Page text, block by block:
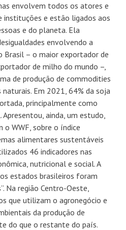
envolvem todos os atores e
instituções e estão ligados aos
e do planeta. Ela
envolvendo a
Brasil – o maior exportador de
de milho do mundo –,
de produção de commodities
Em 2021, 64% da soja
principalmente como
ainda, um estudo,
o WWF, sobre o índice
alimentares sustentáveis
46 indicadores nas
nutricional e social. A
estados brasileiros foram
Na região Centro-Oeste,
que utilizam o agronegócio e
da produção de
do que o restante do país.